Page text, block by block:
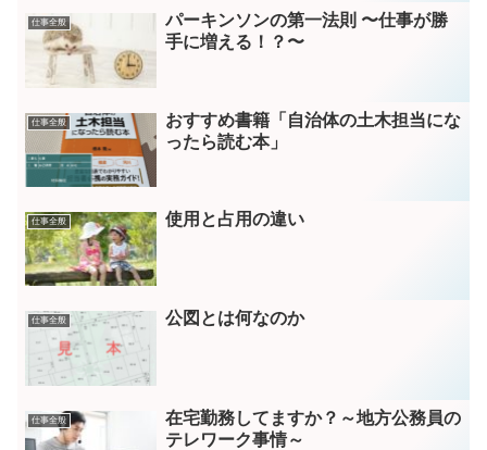
仕事全般
パーキンソンの第一法則 〜仕事が勝
手に増える！？〜
仕事全般
おすすめ書籍「自治体の土木担当にな
ったら読む本」
仕事全般 使用と占用の違い
仕事全般 公図とは何なのか
仕事全般
在宅勤務してますか？～地方公務員の
テレワーク事情～